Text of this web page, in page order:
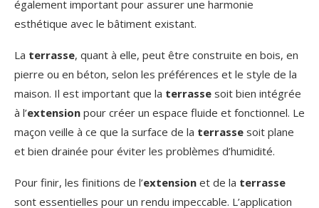
également important pour assurer une harmonie
esthétique avec le bâtiment existant.
La terrasse, quant à elle, peut être construite en bois, en
pierre ou en béton, selon les préférences et le style de la
maison. Il est important que la terrasse soit bien intégrée
à l’extension pour créer un espace fluide et fonctionnel. Le
maçon veille à ce que la surface de la terrasse soit plane
et bien drainée pour éviter les problèmes d’humidité.
Pour finir, les finitions de l’extension et de la terrasse
sont essentielles pour un rendu impeccable. L’application